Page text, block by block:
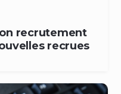
recrutement
recrues